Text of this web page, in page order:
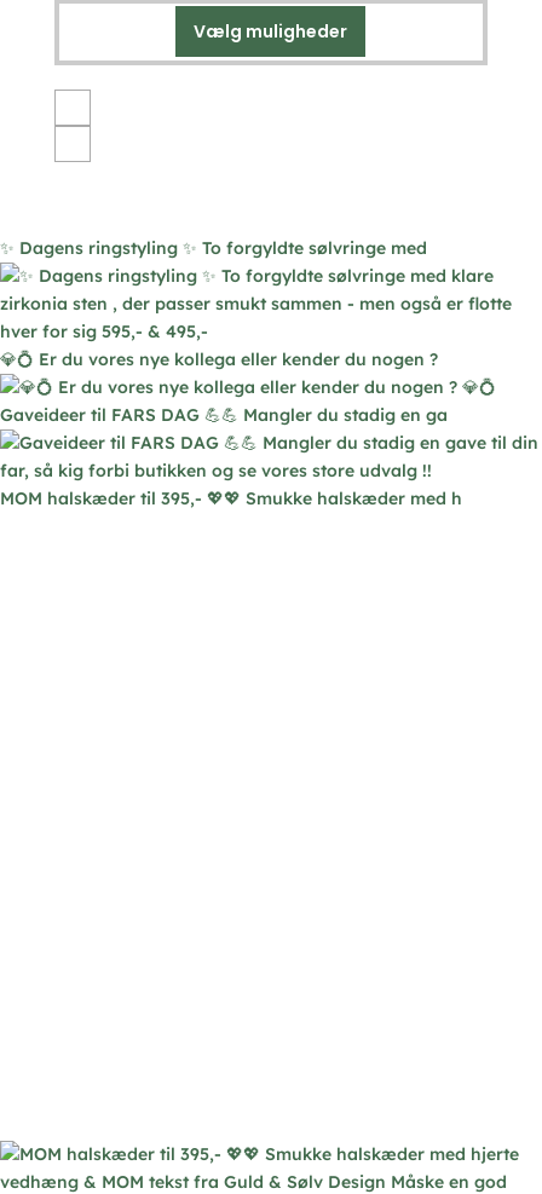
Vælg muligheder
vare
på
varesiden
✨ Dagens ringstyling ✨ To forgyldte sølvringe med
💎💍 Er du vores nye kollega eller kender du nogen ?
Gaveideer til FARS DAG 💪💪 Mangler du stadig en ga
MOM halskæder til 395,- 💖💖 Smukke halskæder med h